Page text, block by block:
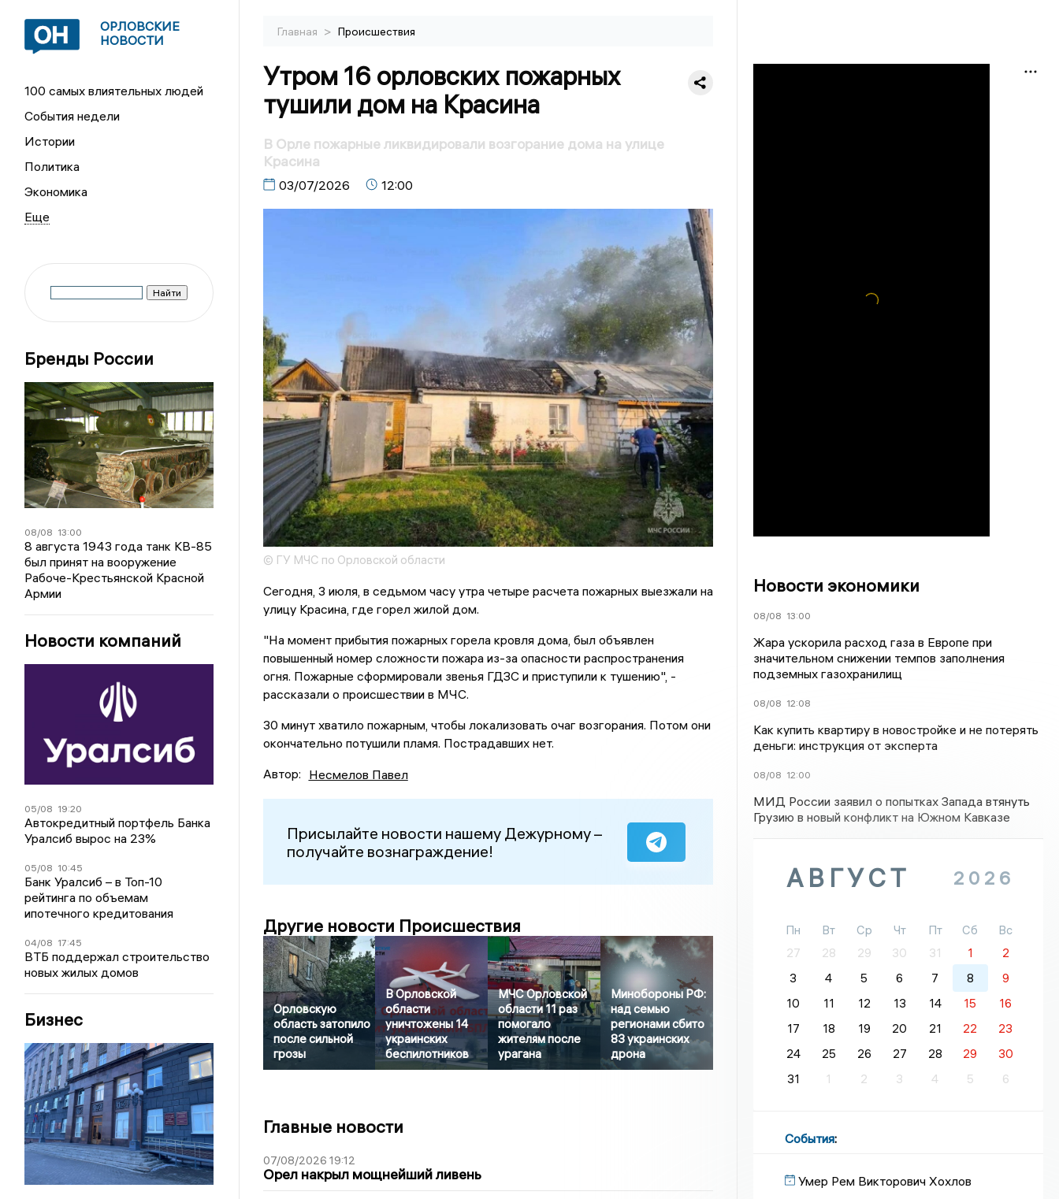
ОРЛОВСКИЕ
НОВОСТИ
100 самых влиятельных людей
События недели
Истории
Политика
Экономика
Бренды России
08/08 13:00
8 августа 1943 года танк КВ-85
был принят на вооружение
Рабоче-Крестьянской Красной
Армии
Новости компаний
05/08 19:20
Автокредитный портфель Банка
Уралсиб вырос на 23%
05/08 10:45
Банк Уралсиб – в Топ-10
рейтинга по объемам
ипотечного кредитования
04/08 17:45
ВТБ поддержал строительство
новых жилых домов
Бизнес
Главная > Происшествия
Утром 16 орловских пожарных
тушили дом на Красина
В Орле пожарные ликвидировали возгорание дома на улице
Красина
03/07/2026 12:00
© ГУ МЧС по Орловской области
Сегодня, 3 июля, в седьмом часу утра четыре расчета пожарных выезжали на
улицу Красина, где горел жилой дом.
"На момент прибытия пожарных горела кровля дома, был объявлен
повышенный номер сложности пожара из-за опасности распространения
огня. Пожарные сформировали звенья ГДЗС и приступили к тушению", -
рассказали о происшествии в МЧС.
30 минут хватило пожарным, чтобы локализовать очаг возгорания. Потом они
окончательно потушили пламя. Пострадавших нет.
Автор: Несмелов Павел
Присылайте новости нашему Дежурному –
получайте вознаграждение!
Другие новости Происшествия
Орловскую
область затопило
после сильной
грозы
В Орловской
области
уничтожены 14
украинских
беспилотников
МЧС Орловской
области 11 раз
помогало
жителям после
урагана
Минобороны РФ:
над семью
регионами сбито
83 украинских
дрона
Главные новости
07/08/2026 19:12
Орел накрыл мощнейший ливень
Новости экономики
08/08 13:00
Жара ускорила расход газа в Европе при
значительном снижении темпов заполнения
подземных газохранилищ
08/08 12:08
Как купить квартиру в новостройке и не потерять
деньги: инструкция от эксперта
08/08 12:00
МИД России заявил о попытках Запада втянуть
Грузию в новый конфликт на Южном Кавказе
АВГУСТ 2026
Пн Вт Ср Чт Пт Сб
Вс
27
28 29 30 31 1
2
3
4 5 6 7 8
9
10
11 12 13 14 15
16
17
18 19 20 21 22
23
24
25 26 27 28 29
30
31
1 2 3 4 5 6
События:
Умер Рем Викторович Хохлов